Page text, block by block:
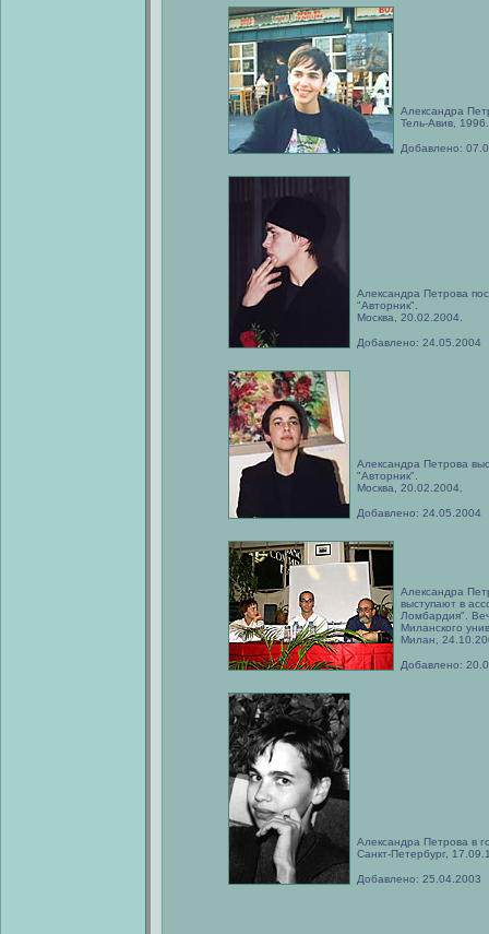
Александра
Тель-Авив, 1996.
Добавлено:
Александра Петрова
"Авторник".
Москва, 20.02.2004.
Добавлено: 24.05.2004
Александра Петрова
"Авторник".
Москва, 20.02.2004.
Добавлено: 24.05.2004
Александра
выступают в
Ломбардия".
Миланского
Милан,
Добавлено:
Александра Петрова в
Санкт-Петербург,
Добавлено: 25.04.2003